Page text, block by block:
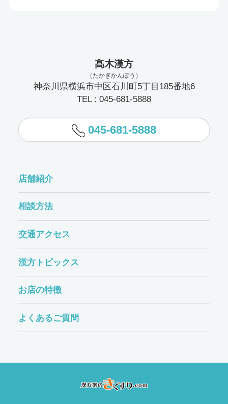
髙木漢方
（たかぎかんぽう）
神奈川県横浜市中区石川町5丁目185番地6
TEL : 045-681-5888
045-681-5888
店舗紹介
相談方法
交通アクセス
漢方トピックス
お店の特徴
よくあるご質問